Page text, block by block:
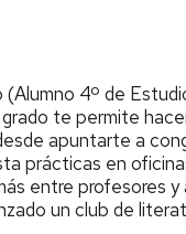
(Alumno 4º de
te permite
apuntarte a
prácticas en
entre profesores y
un club de